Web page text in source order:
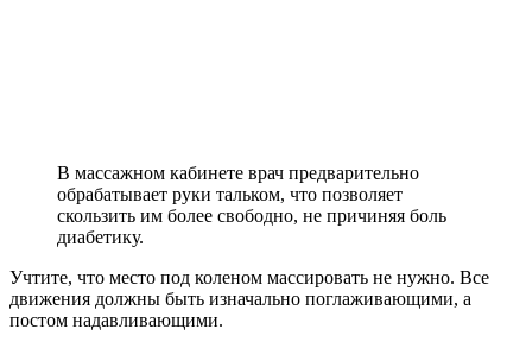
В массажном кабинете врач предварительно
обрабатывает руки тальком, что позволяет
скользить им более свободно, не причиняя боль
диабетику.
Учтите, что место под коленом массировать не нужно. Все
движения должны быть изначально поглаживающими, а
постом надавливающими.